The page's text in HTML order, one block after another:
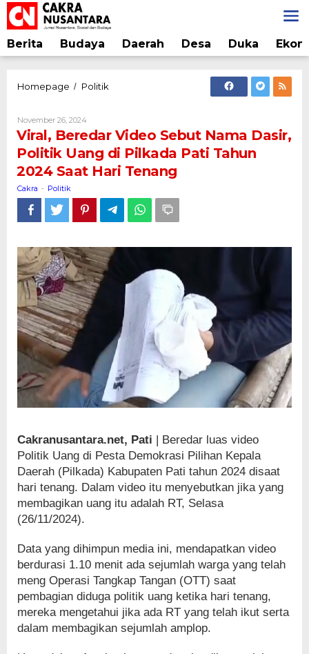
Lewati
ke
konten
Berita Budaya Daerah Desa Duka
Homepage / Politik
Sebut
Nama
Dasir,
Politik
di
Pilkada
Pati
2024
Saat
Tenang
November 26, 2024Oleh
Cakra
Viral, Beredar Video Sebut Nama Dasir,
Politik Uang di Pilkada Pati Tahun
2024 Saat Hari Tenang
Cakra - Politik
Cakranusantara.net, Pati | Beredar luas video
Politik Uang di Pesta Demokrasi Pilihan Kepala
Daerah (Pilkada) Kabupaten Pati tahun 2024 disaat
hari tenang. Dalam video itu menyebutkan jika yang
membagikan uang itu adalah RT, Selasa
(26/11/2024).
Data yang dihimpun media ini, mendapatkan video
berdurasi 1.10 menit ada sejumlah warga yang telah
meng Operasi Tangkap Tangan (OTT) saat
pembagian diduga politik uang ketika hari tenang,
mereka mengetahui jika ada RT yang telah ikut serta
dalam membagikan sejumlah amplop.